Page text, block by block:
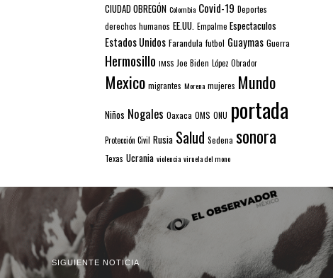
CIUDAD OBREGÓN Colombia Covid-19 Deportes
derechos humanos EE.UU. Empalme Espectaculos
Estados Unidos Farandula futbol Guaymas Guerra
Hermosillo IMSS Joe Biden López Obrador
Mexico migrantes Morena mujeres Mundo
Niños Nogales Oaxaca OMS ONU portada
Protección Civil Rusia Salud Sedena sonora
Texas Ucrania violencia viruela del mono
SIGUIENTE NOTICIA